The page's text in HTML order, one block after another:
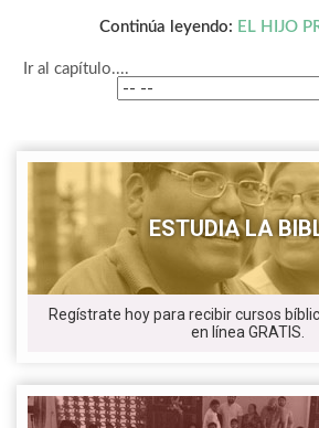
Continúa leyendo: EL HIJO
Ir al capítulo....
ESTUDIA LA
Regístrate hoy para recibir cursos
en línea GRATIS.